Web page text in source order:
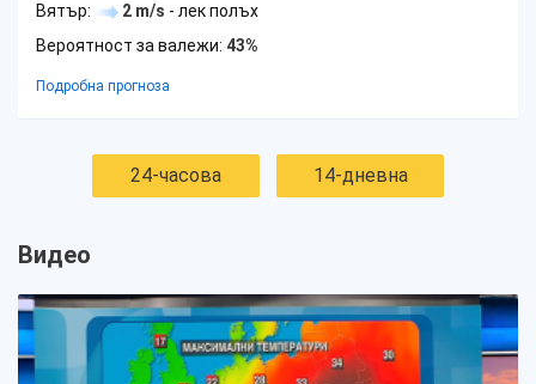
Вятър: 2 m/s - лек полъх
Вероятност за валежи: 43%
Подробна прогноза
24-часова 14-дневна
Видео